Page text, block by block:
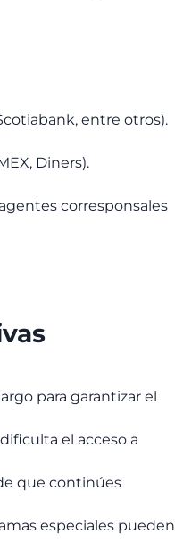
entre otros).
Diners).
corresponsales
para garantizar el
el acceso a
que continúes
especiales pueden